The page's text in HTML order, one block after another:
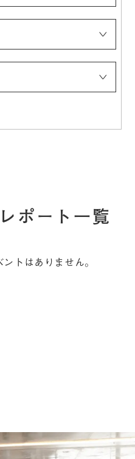
ポート一覧
トはありません。